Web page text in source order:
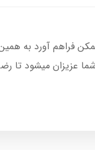
فراهم آورد به
عزیزان میشود تا